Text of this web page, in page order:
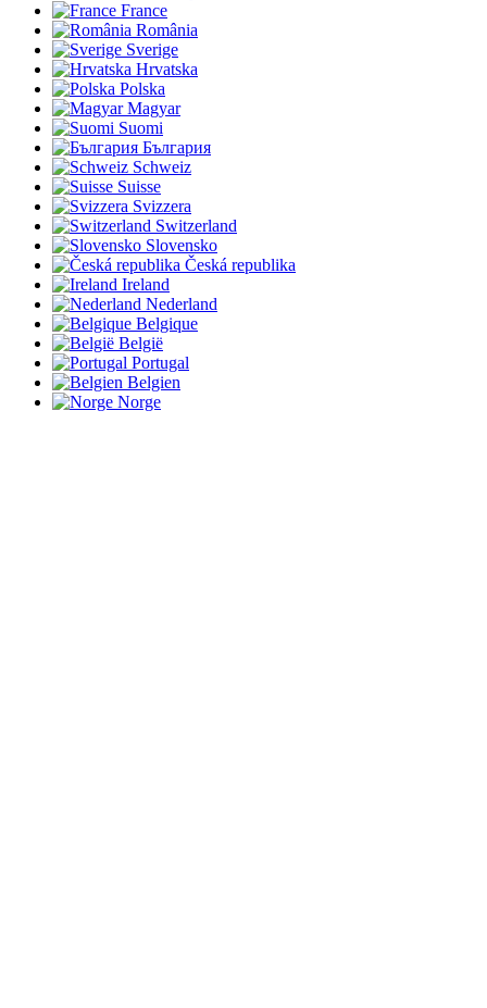
France
România
Sverige
Hrvatska
Polska
Magyar
Suomi
България
Schweiz
Suisse
Svizzera
Switzerland
Slovensko
Česká republika
Ireland
Nederland
Belgique
België
Portugal
Belgien
Norge